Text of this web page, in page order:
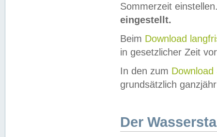
Sommerzeit
eingestellt.
Beim Download
in gesetzlicher Zeit
In den zum Download
grundsätzlich
Der